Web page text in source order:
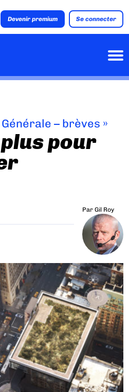
Devenir premium Se connecter
– brèves »
pour
Par Gil Roy